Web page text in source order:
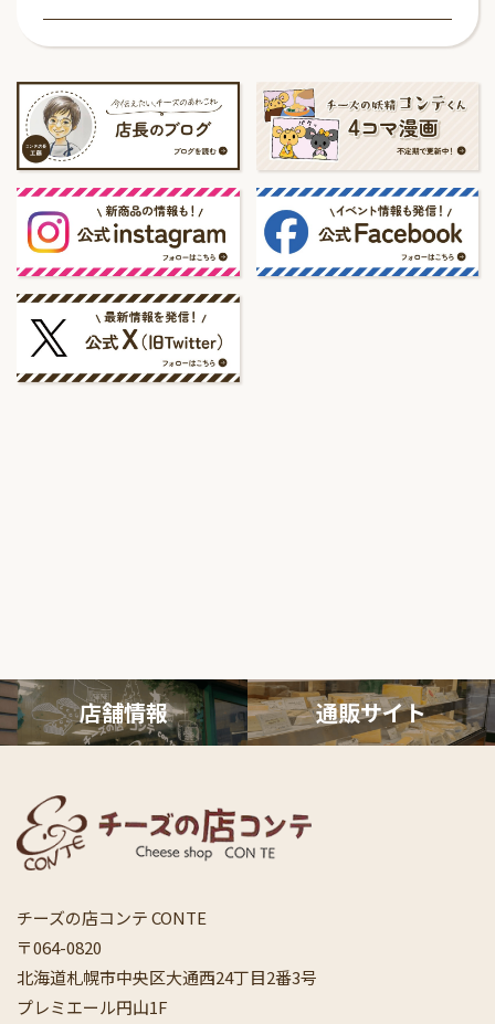
店舗情報 通販サイト
チーズの店コンテ CONTE
〒064-0820
北海道札幌市中央区大通西24丁目2番3号
プレミエール円山1F